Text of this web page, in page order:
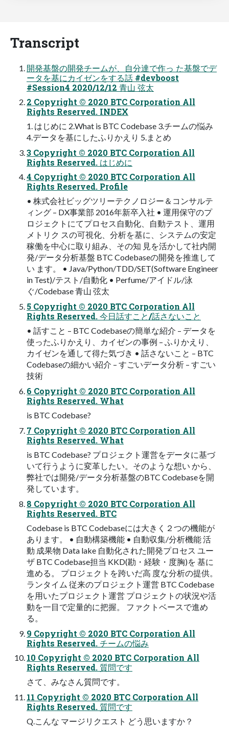
Transcript
開発基盤の開発チームが、自分達で作っ た基盤でデ
ータを基にカイゼンをする話 #devboost
#Session4 2020/12/12 青山 弦太
2 Copyright © 2020 BTC Corporation All
Rights Reserved. INDEX
1. はじめに 2.What is BTC Codebase 3.チームの悩み
4.データを基にしたふりかえり 5.まとめ
3 Copyright © 2020 BTC Corporation All
Rights Reserved. はじめに
4 Copyright © 2020 BTC Corporation All
Rights Reserved. Profile
• 株式会社ビッグツリーテクノロジー＆コンサルテ
ィング – DX事業部 2016年新卒入社 • 運用保守のプ
ロジェクトにてプロセス自動化、自動テスト、運用
メトリク スの可視化、分析を基に、システムの安定
稼働を中心に取り組み、その知 見を活かして社内開
発/データ分析基盤 BTC Codebaseの開発を推進して
い ます。 • Java/Python/TDD/SET(Software Engineer
in Test)/テスト/自動化 • Perfume/アイドル/泳
ぐ/Codebase 青山 弦太
5 Copyright © 2020 BTC Corporation All
Rights Reserved. 今日話すこと/話さないこと
• 話すこと – BTC Codebaseの簡単な紹介 – データを
使ったふりかえり、カイゼンの事例 – ふりかえり、
カイゼンを通して得た気づき • 話さないこと – BTC
Codebaseの細かい紹介 – すごいデータ分析 – すごい
技術
6 Copyright © 2020 BTC Corporation All
Rights Reserved. What
is BTC Codebase?
7 Copyright © 2020 BTC Corporation All
Rights Reserved. What
is BTC Codebase? プロジェクト運営をデータに基づ
いて行うように変革したい。そのような想い から、
弊社では開発/データ分析基盤のBTC Codebaseを開
発しています。
8 Copyright © 2020 BTC Corporation All
Rights Reserved. BTC
Codebase is BTC Codebaseには大きく２つの機能が
あります。 • 自動構築機能 • 自動収集/分析機能 活
動 成果物 Data lake 自動化された開発プロセス ユー
ザ BTC Codebase担当 KKD(勘・経験・度胸)を 基に
進める。 プロジェクトを跨いだ高 度な分析の提供。
ランタイム 従来のプロジェクト運営 BTC Codebase
を用いたプロジェクト運営 プロジェクトの状況や活
動を一目で定量的に把握。 ファクトベースで進め
る。
9 Copyright © 2020 BTC Corporation All
Rights Reserved. チームの悩み
10 Copyright © 2020 BTC Corporation All
Rights Reserved. 質問です
さて、みなさん質問です。
11 Copyright © 2020 BTC Corporation All
Rights Reserved. 質問です
Q.こんな マージリクエスト どう思いますか？